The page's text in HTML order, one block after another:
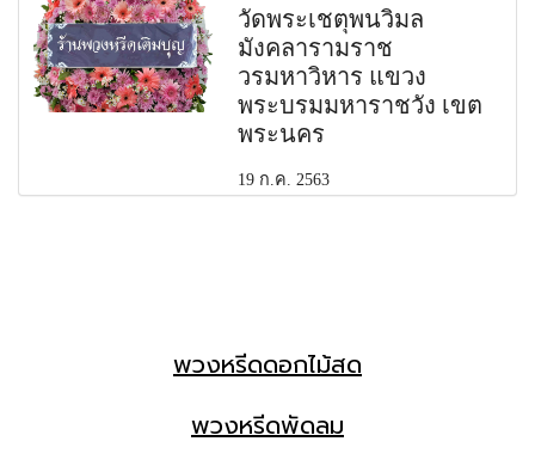
วัดพระเชตุพนวิมล
มังคลารามราช
วรมหาวิหาร แขวง
พระบรมมหาราชวัง เขต
พระนคร
19 ก.ค. 2563
พวงหรีดดอกไม้สด
พวงหรีดพัดลม